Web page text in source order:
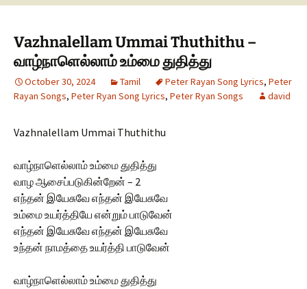
Vazhnalellam Ummai Thuthithu –
வாழ்நாளெல்லாம் உம்மை துதித்து
October 30, 2024 Tamil Peter Rayan Song Lyrics, Peter
Rayan Songs, Peter Ryan Song Lyrics, Peter Ryan Songs david
Vazhnalellam Ummai Thuthithu
வாழ்நாளெல்லாம் உம்மை துதித்து
வாழ ஆசைப்படுகின்றேன் – 2
எந்தன் இயேசுவே எந்தன் இயேசுவே
உம்மை உயர்த்தியே என்றும் பாடுவேன்
எந்தன் இயேசுவே எந்தன் இயேசுவே
உந்தன் நாமத்தை உயர்த்தி பாடுவேன்
வாழ்நாளெல்லாம் உம்மை துதித்து